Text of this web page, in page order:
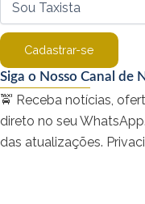
Cadastrar-se
Siga o Nosso Canal de
🚖 Receba notícias,
direto no seu
das atualizações.